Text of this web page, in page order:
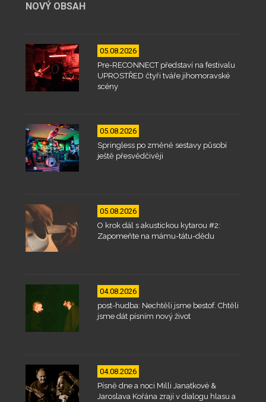
NOVÝ OBSAH
05.08.2026
Pre-RECONNECT představí na festivalu
UPROSTŘED čtyři tváře jihomoravské
scény
05.08.2026
Springless po změně sestavy působí
ještě přesvědčivěji
05.08.2026
O krok dál s akustickou kytarou #2:
Zapomeňte na mámu-tátu-dědu
04.08.2026
post-hudba: Nechtěli jsme bestof. Chtěli
jsme dát písním nový život
04.08.2026
Písně dne a noci Milli Janatkové &
Jaroslava Kořána zrají v dialogu hlasu a